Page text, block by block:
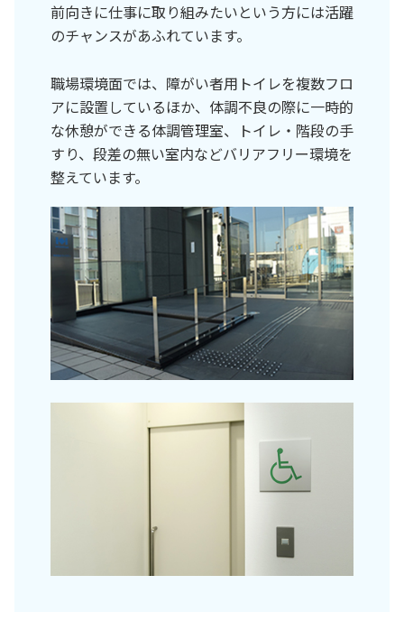
前向きに仕事に取り組みたいという方には活躍
のチャンスがあふれています。
職場環境面では、障がい者用トイレを複数フロ
アに設置しているほか、体調不良の際に一時的
な休憩ができる体調管理室、トイレ・階段の手
すり、段差の無い室内などバリアフリー環境を
整えています。